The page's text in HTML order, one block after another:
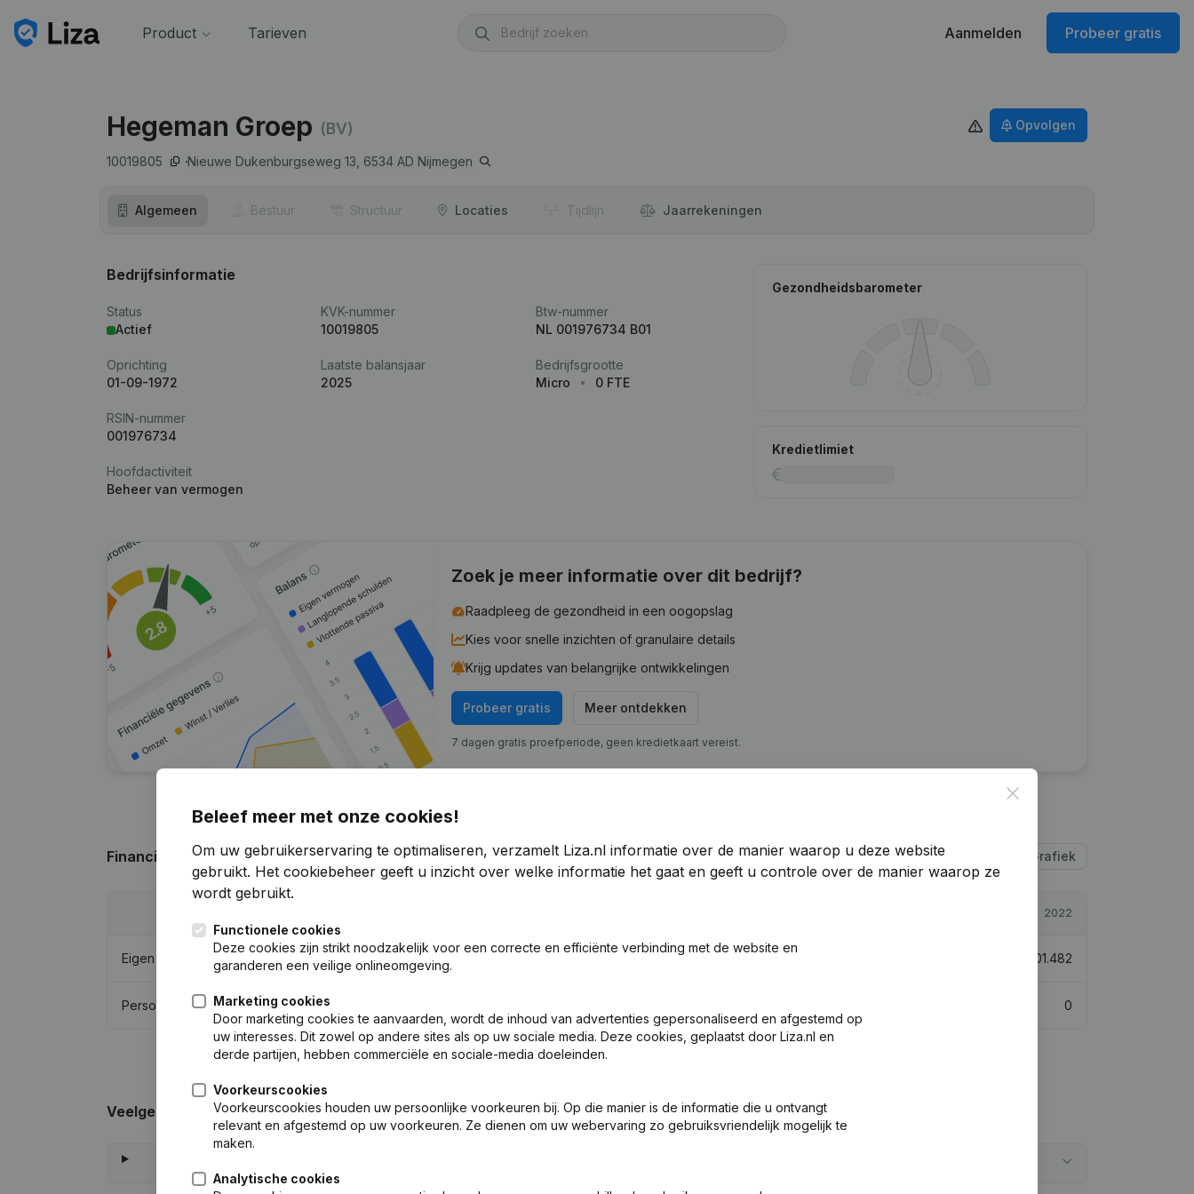
Product Tarieven Aanmelden Probeer gratis
Hegeman Groep (BV)
10019805 Nieuwe Dukenburgseweg 13, 6534 AD Nijmegen
Opvolgen
Algemeen Bestuur Structuur Locaties Tijdlijn Jaar­rekeningen
Bedrijfsinformatie
Status
Actief
KVK-nummer
10019805
Btw-nummer
NL 001976734 B01
Oprichting
01-09-1972
Laatste balansjaar
2025
Bedrijfsgrootte
Micro
0 FTE
RSIN-nummer
001976734
Hoofdactiviteit
Beheer van vermogen
Gezondheidsbarometer
Kredietlimiet
Zoek je meer informatie over dit bedrijf?
Raadpleeg de gezondheid in een oogopslag
Kies voor snelle inzichten of granulaire details
Krijg updates van belangrijke ontwikkelingen
Probeer gratis Meer ontdekken
7 dagen gratis proefperiode, geen kredietkaart vereist.
Financiële gegevensvan Hegeman Groep Grafiek
2022
Eigen vermogen € 201.482
Personeel 0
Veelgestelde vragen
Close
Beleef meer met onze cookies!
Om uw gebruikerservaring te optimaliseren, verzamelt Liza.nl informatie over de manier waarop u deze website
gebruikt. Het cookiebeheer geeft u inzicht over welke informatie het gaat en geeft u controle over de manier waarop ze
wordt gebruikt.
Functionele cookies
Deze cookies zijn strikt noodzakelijk voor een correcte en efficiënte verbinding met de website en
garanderen een veilige onlineomgeving.
Marketing cookies
Door marketing cookies te aanvaarden, wordt de inhoud van advertenties gepersonaliseerd en afgestemd op
uw interesses. Dit zowel op andere sites als op uw sociale media. Deze cookies, geplaatst door Liza.nl en
derde partijen, hebben commerciële en sociale-media doeleinden.
Voorkeurscookies
Voorkeurscookies houden uw persoonlijke voorkeuren bij. Op die manier is de informatie die u ontvangt
relevant en afgestemd op uw voorkeuren. Ze dienen om uw webervaring zo gebruiksvriendelijk mogelijk te
maken.
Analytische cookies